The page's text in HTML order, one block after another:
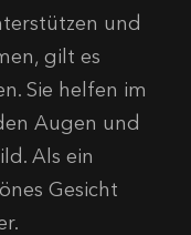
und
gilt es
Sie helfen im
Augen und
Als ein
Gesicht